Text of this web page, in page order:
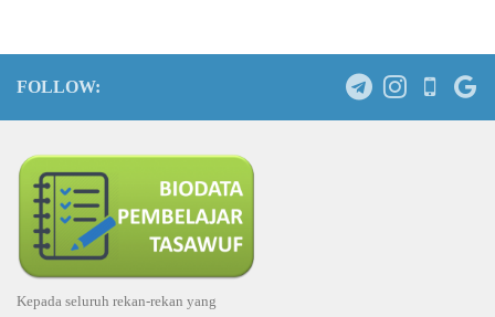
FOLLOW:
Kepada seluruh rekan-rekan yang